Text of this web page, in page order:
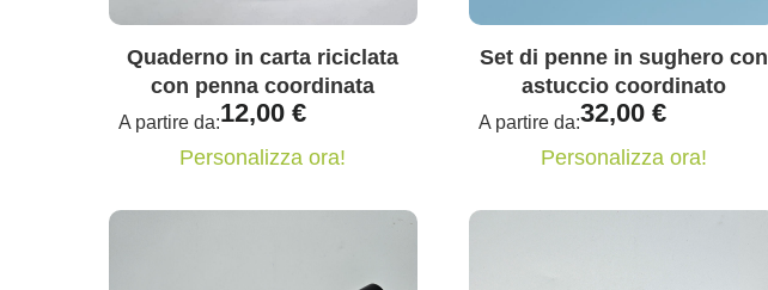
Quaderno in carta riciclata
con penna coordinata
A partire da:12,00 €
Personalizza ora!
Set di penne in sughero con
astuccio coordinato
A partire da:32,00€
Personalizza ora!